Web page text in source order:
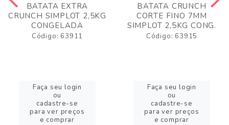
BATATA EXTRA
CRUNCH SIMPLOT 2,5KG
CONGELADA
Código: 63911
Faça seu login
ou
cadastre-se
para ver preços
e comprar
BATATA CRUNCH
CORTE FINO 7MM
SIMPLOT 2,5KG CONG.
Código: 63915
Faça seu login
ou
cadastre-se
para ver preços
e comprar